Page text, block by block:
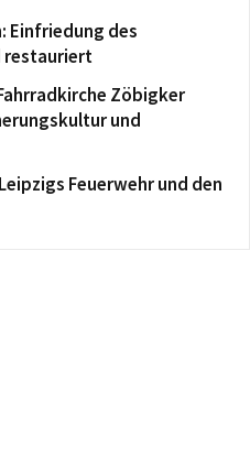
Einfriedung des
restauriert
Zöbigker
und
Feuerwehr und den